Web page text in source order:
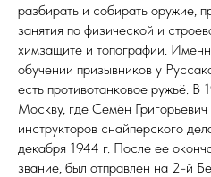
разбирать и собирать оружие,
занятия по физической и
химзащите и топографии.
обучении призывников у
есть противотанковое ружьё. В
Москву, где Семён
инструкторов снайперского
декабря 1944 г. После ее
звание, был отправлен на 2-й